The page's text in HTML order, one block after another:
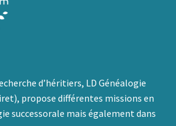
d’héritiers, LD Généalogie
propose différentes missions en
successorale mais également dans